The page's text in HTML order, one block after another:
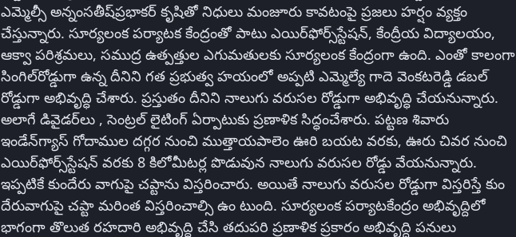
ఎమ్మెల్సీ అన్నంసతీష్‌ప్రభాకర్‌ కృషితో నిధులు మంజూరు కావటంపై ప్రజలు హర్షం వ్యక్తం
చేస్తున్నారు. సూర్యలంక పర్యాటక కేంద్రంతో పాటు ఎయిర్‌ఫోర్స్‌స్టేషన్‌, కేంద్రీయ విద్యాలయం,
ఆక్వా పరిశ్రమలు, సముద్ర ఉత్పత్తుల ఎగుమతులకు సూర్యలంక కేంద్రంగా ఉంది. ఎంతో కాలంగా
సింగిల్‌రోడ్డుగా ఉన్న దీనిని గత ప్రభుత్వ హయంలో అప్పటి ఎమ్మెల్యే గాదె వెంకటరెడ్డి డబల్‌
రోడ్డుగా అభివృద్ధి చేశారు. ప్రస్తుతం దీనిని నాలుగు వరుసల రోడ్డుగా అభివృద్ధి చేయనున్నారు.
అలాగే డివైడర్‌లు , సెంట్రల్‌ లైటింగ్‌ ఏర్పాటుకు ప్రణాళిక సిద్ధంచేశారు. పట్టణ శివారు
ఇండేన్‌గ్యాస్‌ గోదాముల దగ్గర నుంచి ముత్తాయపాలెం ఊరి బయట వరకు, ఊరు చివర నుంచి
ఎయిర్‌ఫోర్స్‌స్టేషన్‌ వరకు 8 కిలోమీటర్ల పొడువున నాలుగు వరుసల రోడ్డు వేయనున్నారు.
ఇప్పటికే కుందేరు వాగుపై చప్టాను విస్తరించారు. అయితే నాలుగు వరుసల రోడ్డుగా విస్తరిస్తే కుం
దేరువాగుపై చప్టా మరింత విస్తరించాల్సి ఉం టుంది. సూర్యలంక పర్యాటకేంద్రం అభివృద్దిలో
భాగంగా తొలుత రహదారి అభివృద్ధి చేసి తదుపరి ప్రణాళిక ప్రకారం అభివృద్ది పనులు